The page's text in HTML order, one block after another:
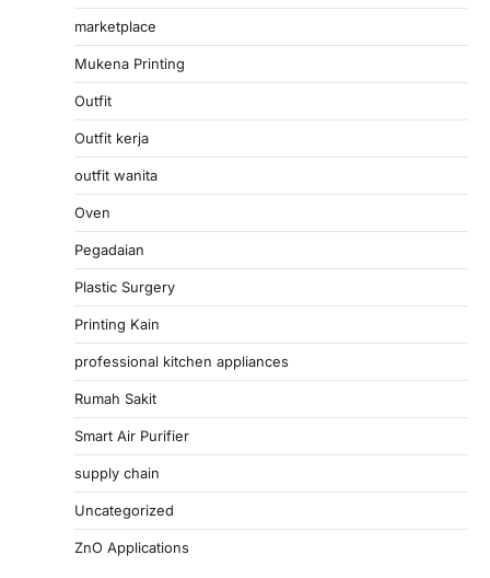
marketplace
Mukena Printing
Outfit
Outfit kerja
outfit wanita
Oven
Pegadaian
Plastic Surgery
Printing Kain
professional kitchen appliances
Rumah Sakit
Smart Air Purifier
supply chain
Uncategorized
ZnO Applications